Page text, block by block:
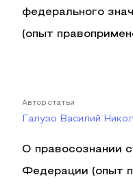
федерального
(опыт
Автор статьи
Галузо Василий
О правосознании
Федерации (опыт